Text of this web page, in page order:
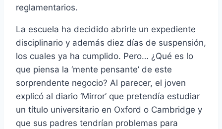
reglamentarios.
La escuela ha decidido abrirle un expediente
disciplinario y además diez días de suspensión,
los cuales ya ha cumplido. Pero… ¿Qué es lo
que piensa la ‘mente pensante’ de este
sorprendente negocio? Al parecer, el joven
explicó al diario ‘Mirror’ que pretendía estudiar
un título universitario en Oxford o Cambridge y
que sus padres tendrían problemas para